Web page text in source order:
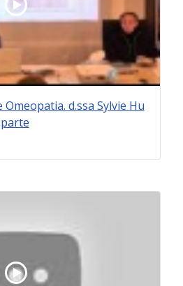
d.ssa Sylvie Hu